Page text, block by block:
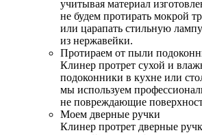
учитывая материал
не будем протирать мокрой
или царапать стильную
из нержавейки.
Протираем от пыли
Клинер протрет сухой и
подоконники в кухне или
мы используем
не повреждающие
Моем дверные ручки
Клинер протрет дверные